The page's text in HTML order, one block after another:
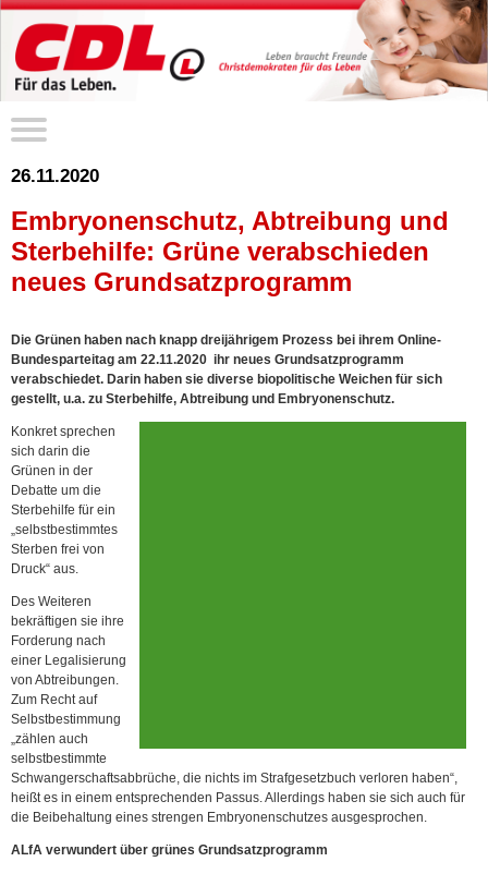
26.11.2020
Embryonenschutz, Abtreibung und
Sterbehilfe: Grüne verabschieden
neues Grundsatzprogramm
Die Grünen haben nach knapp dreijährigem Prozess bei ihrem Online-
Bundesparteitag am 22.11.2020 ihr neues Grundsatzprogramm
verabschiedet. Darin haben sie diverse biopolitische Weichen für sich
gestellt, u.a. zu Sterbehilfe, Abtreibung und Embryonenschutz.
Konkret sprechen
sich darin die
Grünen in der
Debatte um die
Sterbehilfe für ein
„selbstbestimmtes
Sterben frei von
Druck“ aus.
Des Weiteren
bekräftigen sie ihre
Forderung nach
einer Legalisierung
von Abtreibungen.
Zum Recht auf
Selbstbestimmung
„zählen auch
selbstbestimmte
Schwangerschaftsabbrüche, die nichts im Strafgesetzbuch verloren haben“,
heißt es in einem entsprechenden Passus. Allerdings haben sie sich auch für
die Beibehaltung eines strengen Embryonenschutzes ausgesprochen.
ALfA verwundert über grünes Grundsatzprogramm